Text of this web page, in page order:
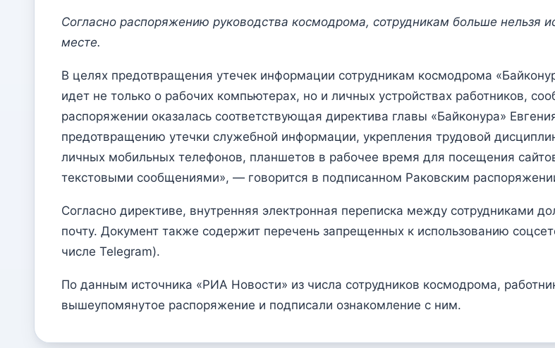
Согласно распоряжению руководства космодрома, сотрудникам больше нельзя
месте.
В целях предотвращения утечек информации сотрудникам космодрома
идет не только о рабочих компьютерах, но и личных устройствах работников,
распоряжении оказалась соответствующая директива главы «Байконура»
предотвращению утечки служебной информации, укрепления трудовой
личных мобильных телефонов, планшетов в рабочее время для посещения
текстовыми сообщениями», — говорится в подписанном Раковским
Согласно директиве, внутренняя электронная переписка между сотрудниками
почту. Документ также содержит перечень запрещенных к использованию
числе Telegram).
По данным источника «РИА Новости» из числа сотрудников космодрома,
вышеупомянутое распоряжение и подписали ознакомление с ним.